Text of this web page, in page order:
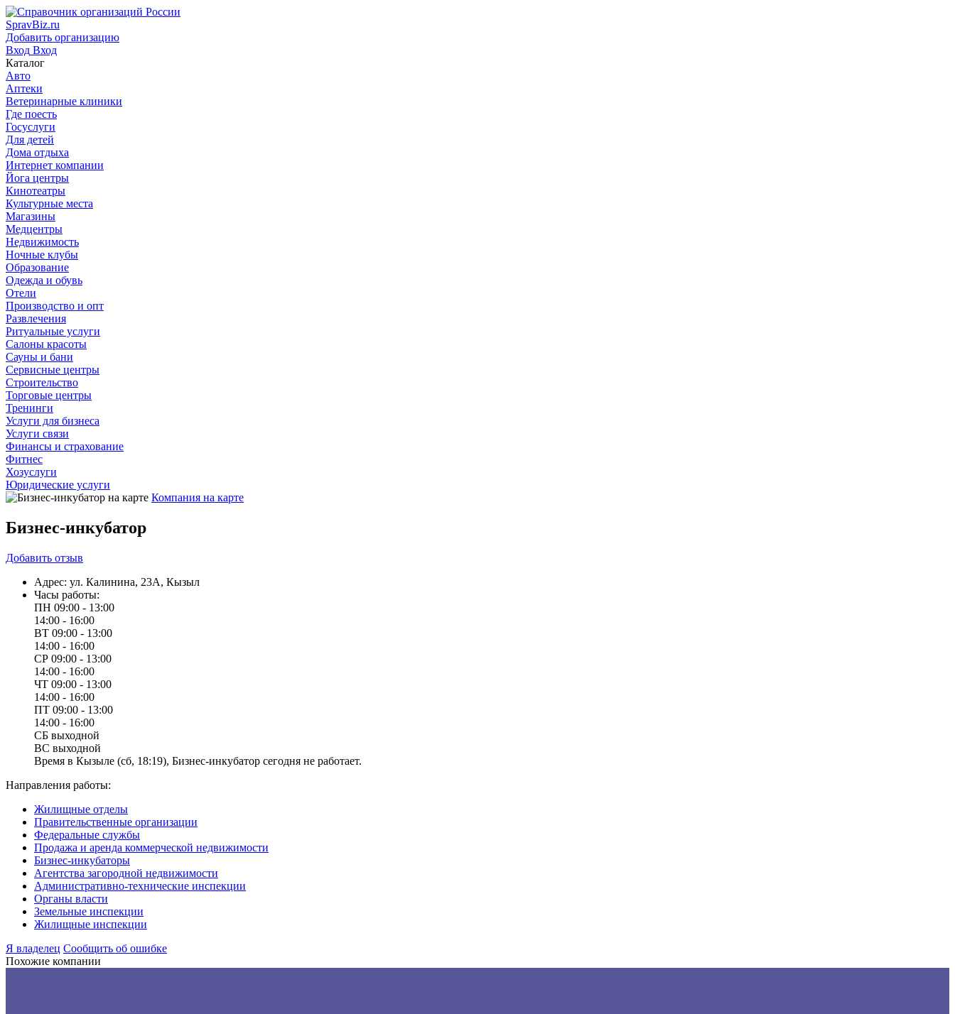
SpravBiz.ru
Добавить организацию
Вход Вход
Каталог
Авто
Аптеки
Ветеринарные клиники
Где поесть
Госуслуги
Для детей
Дома отдыха
Интернет компании
Йога центры
Кинотеатры
Культурные места
Магазины
Медцентры
Недвижимость
Ночные клубы
Образование
Одежда и обувь
Отели
Производство и опт
Развлечения
Ритуальные услуги
Салоны красоты
Сауны и бани
Сервисные центры
Строительство
Торговые центры
Тренинги
Услуги для бизнеса
Услуги связи
Финансы и страхование
Фитнес
Хозуслуги
Юридические услуги
Компания на карте
Бизнес-инкубатор
Добавить отзыв
Адрес: ул. Калинина, 23А, Кызыл
Часы работы:
ПН 09:00 - 13:00
14:00 - 16:00
ВТ 09:00 - 13:00
14:00 - 16:00
СР 09:00 - 13:00
14:00 - 16:00
ЧТ 09:00 - 13:00
14:00 - 16:00
ПТ 09:00 - 13:00
14:00 - 16:00
СБ выходной
ВС выходной
Время в Кызыле (сб, 18:19), Бизнес-инкубатор сегодня не работает.
Направления работы:
Жилищные отделы
Правительственные организации
Федеральные службы
Продажа и аренда коммерческой недвижимости
Бизнес-инкубаторы
Агентства загородной недвижимости
Административно-технические инспекции
Органы власти
Земельные инспекции
Жилищные инспекции
Я владелец Сообщить об ошибке
Похожие компании